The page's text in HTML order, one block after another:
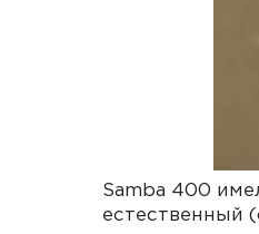
Samba 400
естественный